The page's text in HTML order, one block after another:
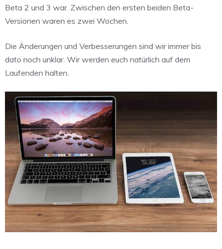
Beta 2 und 3 war. Zwischen den ersten beiden Beta-
Versionen waren es zwei Wochen.
Die Änderungen und Verbesserungen sind wir immer bis
dato noch unklar. Wir werden euch natürlich auf dem
Laufenden halten.